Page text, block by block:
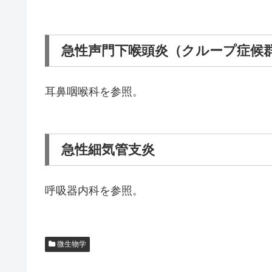
急性声門下喉頭炎（クループ症候
耳鼻咽喉科を参照。
急性細気管支炎
呼吸器内科を参照。
微生物学